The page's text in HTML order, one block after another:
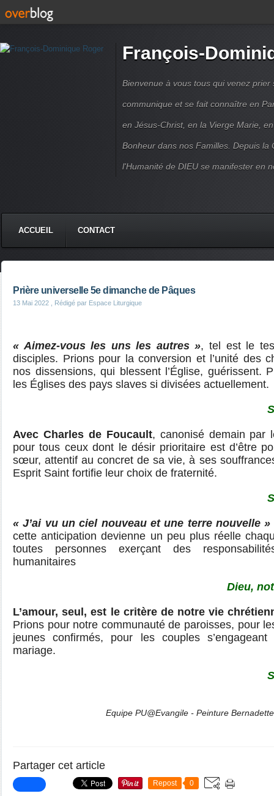
François-
Bienvenue à vous tous qui venez prier
communique et se fait connaître en
en Jésus-Christ, en la Vierge Marie,
Bonheur dans nos Familles. Depuis la
l'Humanité de DIEU se manifester en
ACCUEIL CONTACT
Prière universelle 5e dimanche de Pâques
13 Mai 2022 , Rédigé par Espace Liturgique
« Aimez-vous les uns les autres », tel est le
disciples. Prions pour la conversion et l’unité des
nos dissensions, qui blessent l’Église, guérissent.
les Églises des pays slaves si divisées actuellement.
Avec Charles de Foucault, canonisé demain par
pour tous ceux dont le désir prioritaire est d’être
sœur, attentif au concret de sa vie, à ses
Esprit Saint fortifie leur choix de fraternité.
« J’ai vu un ciel nouveau et une terre nouvelle »
cette anticipation devienne un peu plus réelle
toutes personnes exerçant des
humanitaires
Dieu,
L’amour, seul, est le critère de notre vie
Prions pour notre communauté de paroisses, pour
jeunes confirmés, pour les couples
mariage.
Equipe PU@Evangile - Peinture
Partager cet article
Repost 0